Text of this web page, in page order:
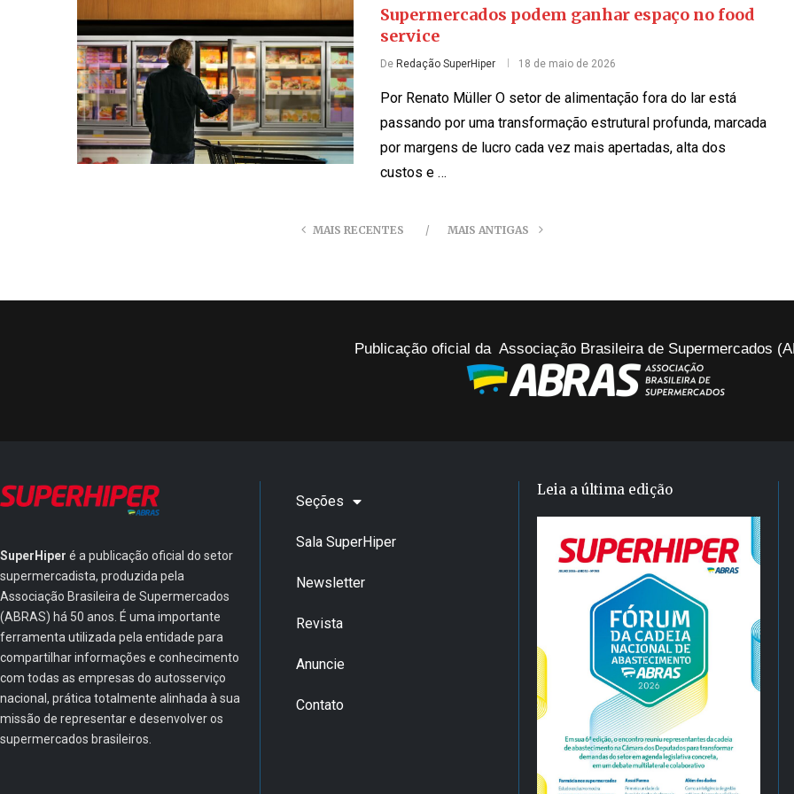
Supermercados podem ganhar espaço no food
service
De Redação SuperHiper 18 de maio de 2026
Por Renato Müller O setor de alimentação fora do lar está
passando por uma transformação estrutural profunda, marcada
por margens de lucro cada vez mais apertadas, alta dos
custos e …
MAIS RECENTES MAIS ANTIGAS
Publicação oficial da Associação Brasileira de Supermercados
SuperHiper é a publicação oficial do setor
supermercadista, produzida pela
Associação Brasileira de Supermercados
(ABRAS) há 50 anos. É uma importante
ferramenta utilizada pela entidade para
compartilhar informações e conhecimento
com todas as empresas do autosserviço
nacional, prática totalmente alinhada à sua
missão de representar e desenvolver os
supermercados brasileiros.
Seções
Sala SuperHiper
Newsletter
Revista
Anuncie
Contato
Leia a última edição